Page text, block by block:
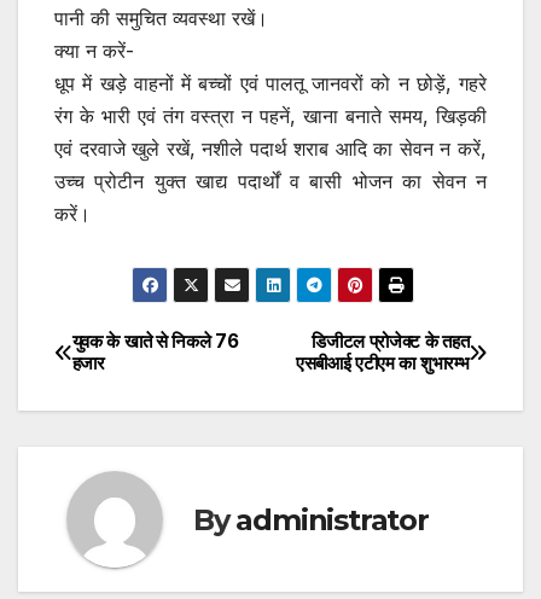
पानी की समुचित व्यवस्था रखें।
क्या न करें-
धूप में खड़े वाहनों में बच्चों एवं पालतू जानवरों को न छोड़ें, गहरे
रंग के भारी एवं तंग वस्त्रा न पहनें, खाना बनाते समय, खिड़की
एवं दरवाजे खुले रखें, नशीले पदार्थ शराब आदि का सेवन न करें,
उच्च प्रोटीन युक्त खाद्य पदार्थों व बासी भोजन का सेवन न
करें।
Post
navigation
डिजीटल प्रोजेक्ट के तहत
एसबीआई एटीएम का शुभारम्भ
युवक के खाते से निकले 76
हजार
Byadministrator